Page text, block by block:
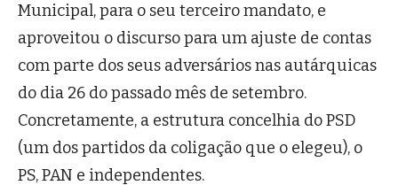
Municipal, para o seu terceiro mandato, e
aproveitou o discurso para um ajuste de contas
com parte dos seus adversários nas autárquicas
do dia 26 do passado mês de setembro.
Concretamente, a estrutura concelhia do PSD
(um dos partidos da coligação que o elegeu), o
PS, PAN e independentes.